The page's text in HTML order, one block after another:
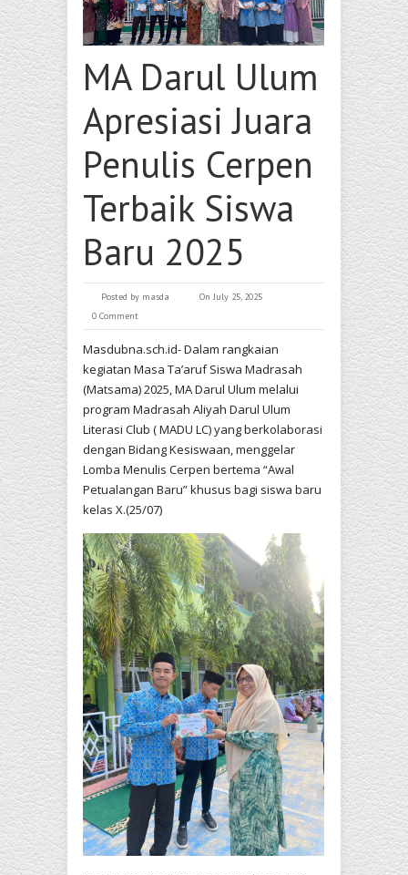
MA Darul Ulum
Apresiasi Juara
Penulis Cerpen
Terbaik Siswa
Baru 2025
Posted by masda
On July 25, 2025
0 Comment
Masdubna.sch.id- Dalam rangkaian
kegiatan Masa Ta’aruf Siswa Madrasah
(Matsama) 2025, MA Darul Ulum melalui
program Madrasah Aliyah Darul Ulum
Literasi Club ( MADU LC) yang berkolaborasi
dengan Bidang Kesiswaan, menggelar
Lomba Menulis Cerpen bertema “Awal
Petualangan Baru” khusus bagi siswa baru
kelas X.(25/07)